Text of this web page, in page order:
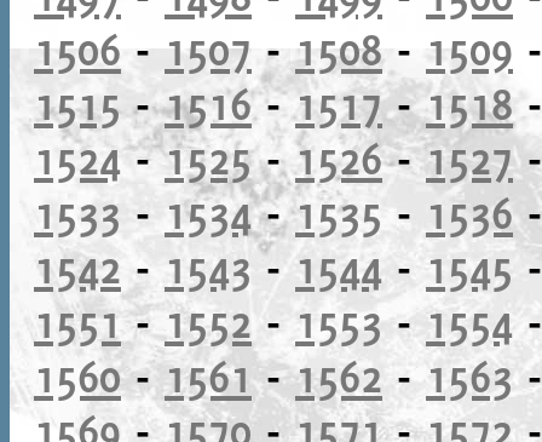
1506 - 1507 -1508- 1509
1515-1516-1517-1518
1524-1525-1526-1527
1533 - 1534-1535 - 1536
1542 - 1543- 1544-1545
1551-1552 - 1553-1554
1560-1561-1562-1563
1569 -1570-1571-1572